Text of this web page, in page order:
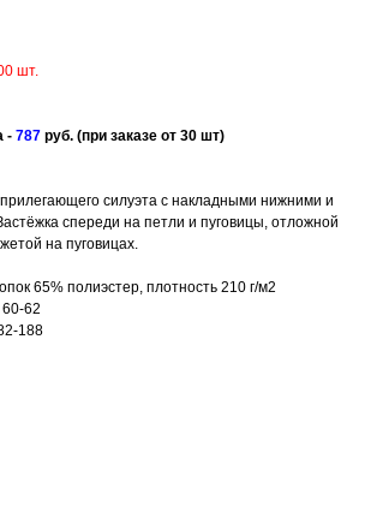
шт.
- 787 руб. (при заказе от 30 шт)
силуэта с накладными нижними и
спереди на петли и пуговицы, отложной
на пуговицах.
65% полиэстер, плотность 210 г/м2
62
188